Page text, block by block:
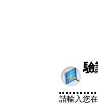
驗
請輸入您